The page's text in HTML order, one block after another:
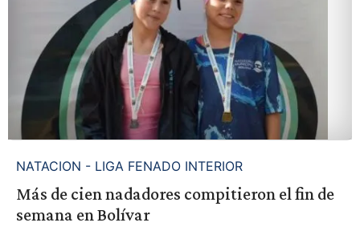
NATACION - LIGA FENADO INTERIOR
Más de cien nadadores compitieron el fin de
semana en Bolívar